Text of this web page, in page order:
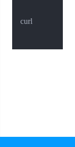
curl --http1.